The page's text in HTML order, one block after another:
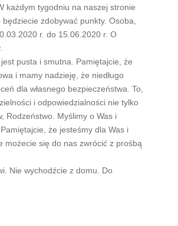
każdym tygodniu na naszej stronie
zdobywać punkty. Osoba,
r. do 15.06.2020 r. O
pusta i smutna. Pamiętajcie, że
i mamy nadzieję, że niedługo
dla własnego bezpieczeństwa. To,
i odpowiedzialności nie tylko
Rodzeństwo. Myślimy o Was i
że jesteśmy dla Was i
możecie się do nas zwrócić z prośbą
Nie wychodźcie z domu. Do